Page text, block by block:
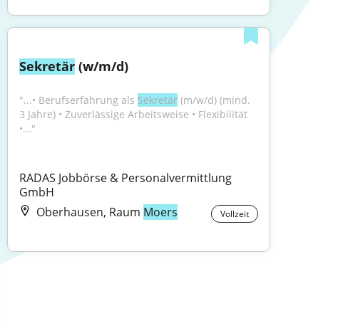
Sekretär (w/m/d)
"...• Berufserfahrung als Sekretär (m/w/d) (mind.
3 Jahre) • Zuverlässige Arbeitsweise • Flexibilität
•..."
RADAS Jobbörse & Personalvermittlung
GmbH
Oberhausen, Raum Moers Vollzeit